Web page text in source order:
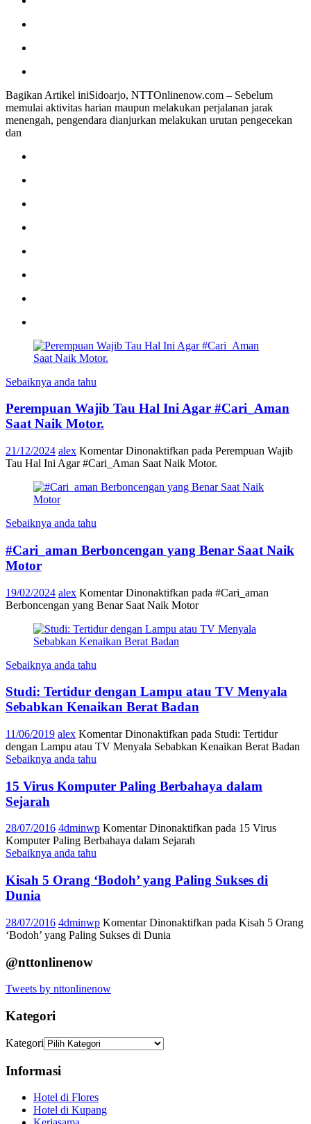
Bagikan Artikel iniSidoarjo, NTTOnlinenow.com – Sebelum
memulai aktivitas harian maupun melakukan perjalanan jarak
menengah, pengendara dianjurkan melakukan urutan pengecekan
dan
Sebaiknya anda tahu
Perempuan Wajib Tau Hal Ini Agar #Cari_Aman
Saat Naik Motor.
21/12/2024 alex Komentar Dinonaktifkan pada Perempuan Wajib
Tau Hal Ini Agar #Cari_Aman Saat Naik Motor.
Sebaiknya anda tahu
#Cari_aman Berboncengan yang Benar Saat Naik
Motor
19/02/2024 alex Komentar Dinonaktifkan pada #Cari_aman
Berboncengan yang Benar Saat Naik Motor
Sebaiknya anda tahu
Studi: Tertidur dengan Lampu atau TV Menyala
Sebabkan Kenaikan Berat Badan
11/06/2019 alex Komentar Dinonaktifkan pada Studi: Tertidur
dengan Lampu atau TV Menyala Sebabkan Kenaikan Berat Badan
Sebaiknya anda tahu
15 Virus Komputer Paling Berbahaya dalam
Sejarah
28/07/2016 4dminwp Komentar Dinonaktifkan pada 15 Virus
Komputer Paling Berbahaya dalam Sejarah
Sebaiknya anda tahu
Kisah 5 Orang ‘Bodoh’ yang Paling Sukses di
Dunia
28/07/2016 4dminwp Komentar Dinonaktifkan pada Kisah 5 Orang
‘Bodoh’ yang Paling Sukses di Dunia
@nttonlinenow
Tweets by nttonlinenow
Kategori
Kategori
Informasi
Hotel di Flores
Hotel di Kupang